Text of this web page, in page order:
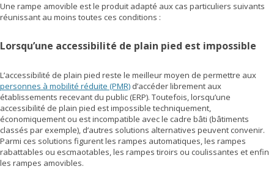
Une rampe amovible est le produit adapté aux cas particuliers suivants
réunissant au moins toutes ces conditions :
Lorsqu’une accessibilité de plain pied est impossible
L’accessibilité de plain pied reste le meilleur moyen de permettre aux
personnes à mobilité réduite (PMR) d’accéder librement aux
établissements recevant du public (ERP). Toutefois, lorsqu’une
accessibilité de plain pied est impossible techniquement,
économiquement ou est incompatible avec le cadre bâti (bâtiments
classés par exemple), d’autres solutions alternatives peuvent convenir.
Parmi ces solutions figurent les rampes automatiques, les rampes
rabattables ou escmaotables, les rampes tiroirs ou coulissantes et enfin
les rampes amovibles.